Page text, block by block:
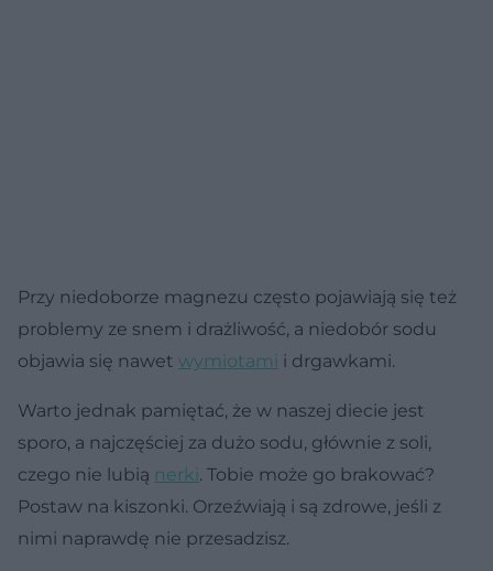
Przy niedoborze magnezu często pojawiają się też
problemy ze snem i drażliwość, a niedobór sodu
objawia się nawet wymiotami i drgawkami.
Warto jednak pamiętać, że w naszej diecie jest
sporo, a najczęściej za dużo sodu, głównie z soli,
czego nie lubią nerki. Tobie może go brakować?
Postaw na kiszonki. Orzeźwiają i są zdrowe, jeśli z
nimi naprawdę nie przesadzisz.